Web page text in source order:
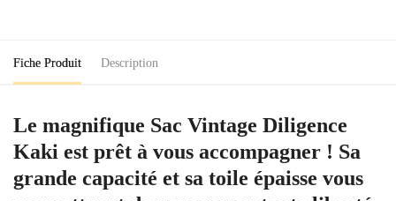
Fiche Produit Description
Le magnifique Sac Vintage Diligence
Kaki est prêt à vous accompagner ! Sa
grande capacité et sa toile épaisse vous